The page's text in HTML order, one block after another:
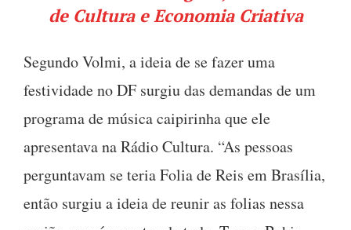
de Cultura e Economia Criativa
Segundo Volmi, a ideia de se fazer uma
festividade no DF surgiu das demandas de um
programa de música caipirinha que ele
apresentava na Rádio Cultura. “As pessoas
perguntavam se teria Folia de Reis em Brasília,
então surgiu a ideia de reunir as folias nessa